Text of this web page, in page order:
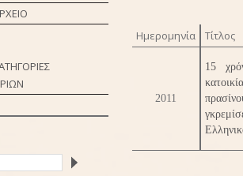
Ημερομηνία Τίτλος
2011
15